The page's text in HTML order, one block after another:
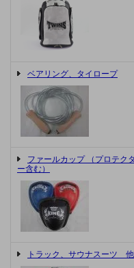
ベアリング、タイロープ
ファールカップ （プロテクタ
ー含む）
トラック、サウナスーツ 他